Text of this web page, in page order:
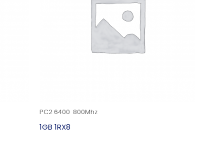
PC2 6400 800Mhz
1GB 1RX8